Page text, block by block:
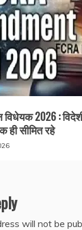
विधेयक 2026 :
सीमित रहे
will not be